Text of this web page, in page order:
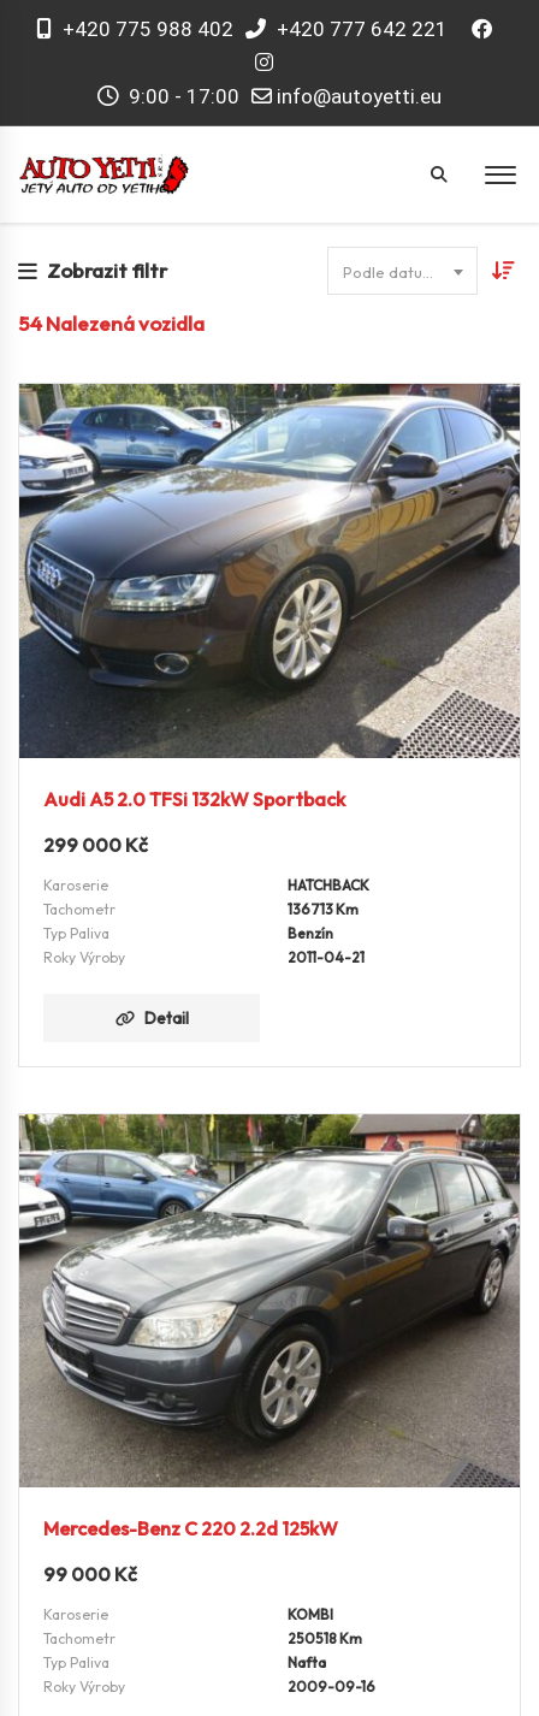
+420 775 988 402 +420 777 642 221
9:00 - 17:00 info@autoyetti.eu
Zobrazit filtr
54Nalezená vozidla
Audi A5 2.0 TFSi 132kW Sportback
299 000 Kč
Karoserie
HATCHBACK
Tachometr
136713 Km
Typ Paliva
Benzín
Roky Výroby
2011-04-21
Detail
Mercedes-Benz C 220 2.2d 125kW
99 000 Kč
Karoserie
KOMBI
Tachometr
250518 Km
Typ Paliva
Nafta
Roky Výroby
2009-09-16